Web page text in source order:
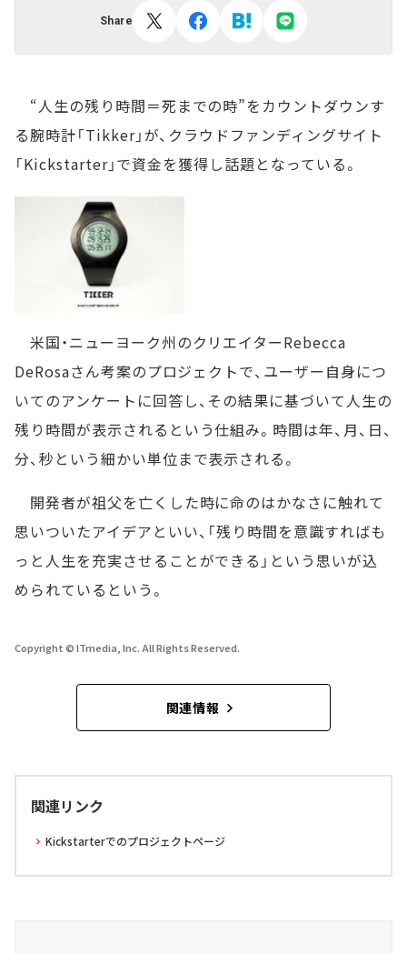
Share
“人生の残り時間＝死までの時”をカウントダウンす
る腕時計「Tikker」が、クラウドファンディングサイト
「Kickstarter」で資金を獲得し話題となっている。
米国・ニューヨーク州のクリエイターRebecca
DeRosaさん考案のプロジェクトで、ユーザー自身につ
いてのアンケートに回答し、その結果に基づいて人生の
残り時間が表示されるという仕組み。時間は年、月、日、
分、秒という細かい単位まで表示される。
開発者が祖父を亡くした時に命のはかなさに触れて
思いついたアイデアといい、「残り時間を意識すればも
っと人生を充実させることができる」という思いが込
められているという。
Copyright © ITmedia, Inc. All Rights Reserved.
関連情報
関連リンク
Kickstarterでのプロジェクトページ